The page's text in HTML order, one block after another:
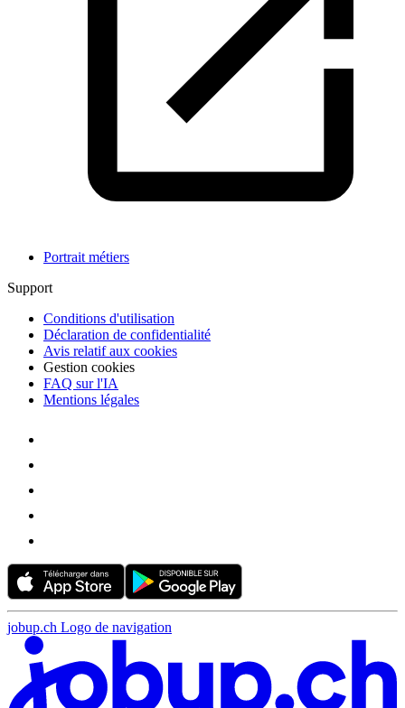
Portrait métiers
Support
Conditions d'utilisation
Déclaration de confidentialité
Avis relatif aux cookies
Gestion cookies
FAQ sur l'IA
Mentions légales
jobup.ch Logo de navigation